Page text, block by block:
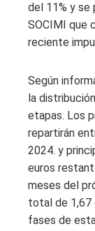
del 11% y
SOCIMI que
reciente
Según
la
etapas. Los
repartirán
2024. y
euros
meses del
total de 1,67
fases de